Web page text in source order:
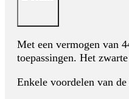
Met een vermogen van
toepassingen. Het
Enkele voordelen van